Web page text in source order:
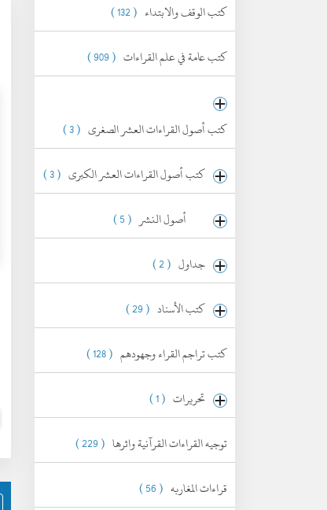
كتب الوقف والابتداء ( 132 )
كتب عامة في علم القراءات ( 909 )
كتب أصول القراءات العشر الصغرى ( 3 )
كتب أصول القراءات العشر الكبرى ( 3 )
أصول النشر ( 5 )
جداول ( 2 )
كتب الأسناد ( 29 )
كتب تراجم القراء وجهودهم ( 128 )
تحريرات ( 1 )
توجيه القراءات القرآنية واثرها ( 229 )
قراءات المغاربه ( 56 )